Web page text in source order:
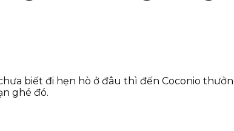
biết đi hẹn hò ở đâu thì đến Coconio
ghé đó.